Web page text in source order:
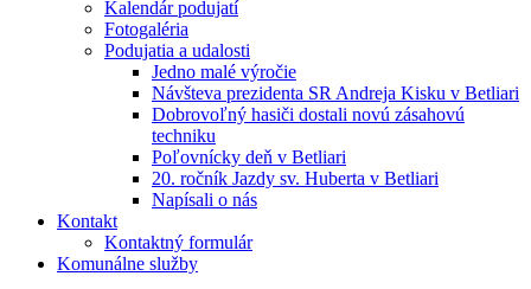
Kalendár podujatí
Fotogaléria
Podujatia a udalosti
Jedno malé výročie
Návšteva prezidenta SR Andreja Kisku v Betliari
Dobrovoľný hasiči dostali novú zásahovú
techniku
Poľovnícky deň v Betliari
20. ročník Jazdy sv. Huberta v Betliari
Napísali o nás
Kontakt
Kontaktný formulár
Komunálne služby